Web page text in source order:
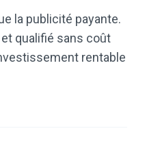
la publicité payante.
qualifié sans coût
rentable